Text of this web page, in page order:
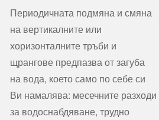
Периодичната подмяна и смяна
на вертикалните или
хоризонталните тръби и
щрангове предпазва от загуба
на вода, което само по себе си
Ви намалява: месечните разходи
за водоснабдяване, трудно